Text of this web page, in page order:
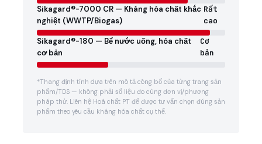
Sikagard®-7000 CR — Kháng hóa chất khắc
nghiệt (WWTP/Biogas)
Rất
cao
Sikagard®-180 — Bể nước uống, hóa chất
cơ bản
Cơ
bản
*Thang định tính dựa trên mô tả công bố của từng trang sản
phẩm/TDS — không phải số liệu đo cùng đơn vị/phương
pháp thử. Liên hệ Hoá chất PT để được tư vấn chọn đúng sản
phẩm theo yêu cầu kháng hóa chất cụ thể.